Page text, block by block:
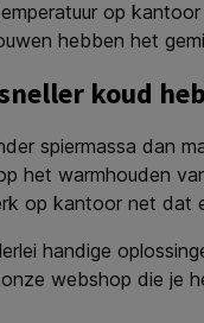
op
hebben het
koud
spiermassa dan
het warmhouden
op kantoor net dat
handige
webshop die je